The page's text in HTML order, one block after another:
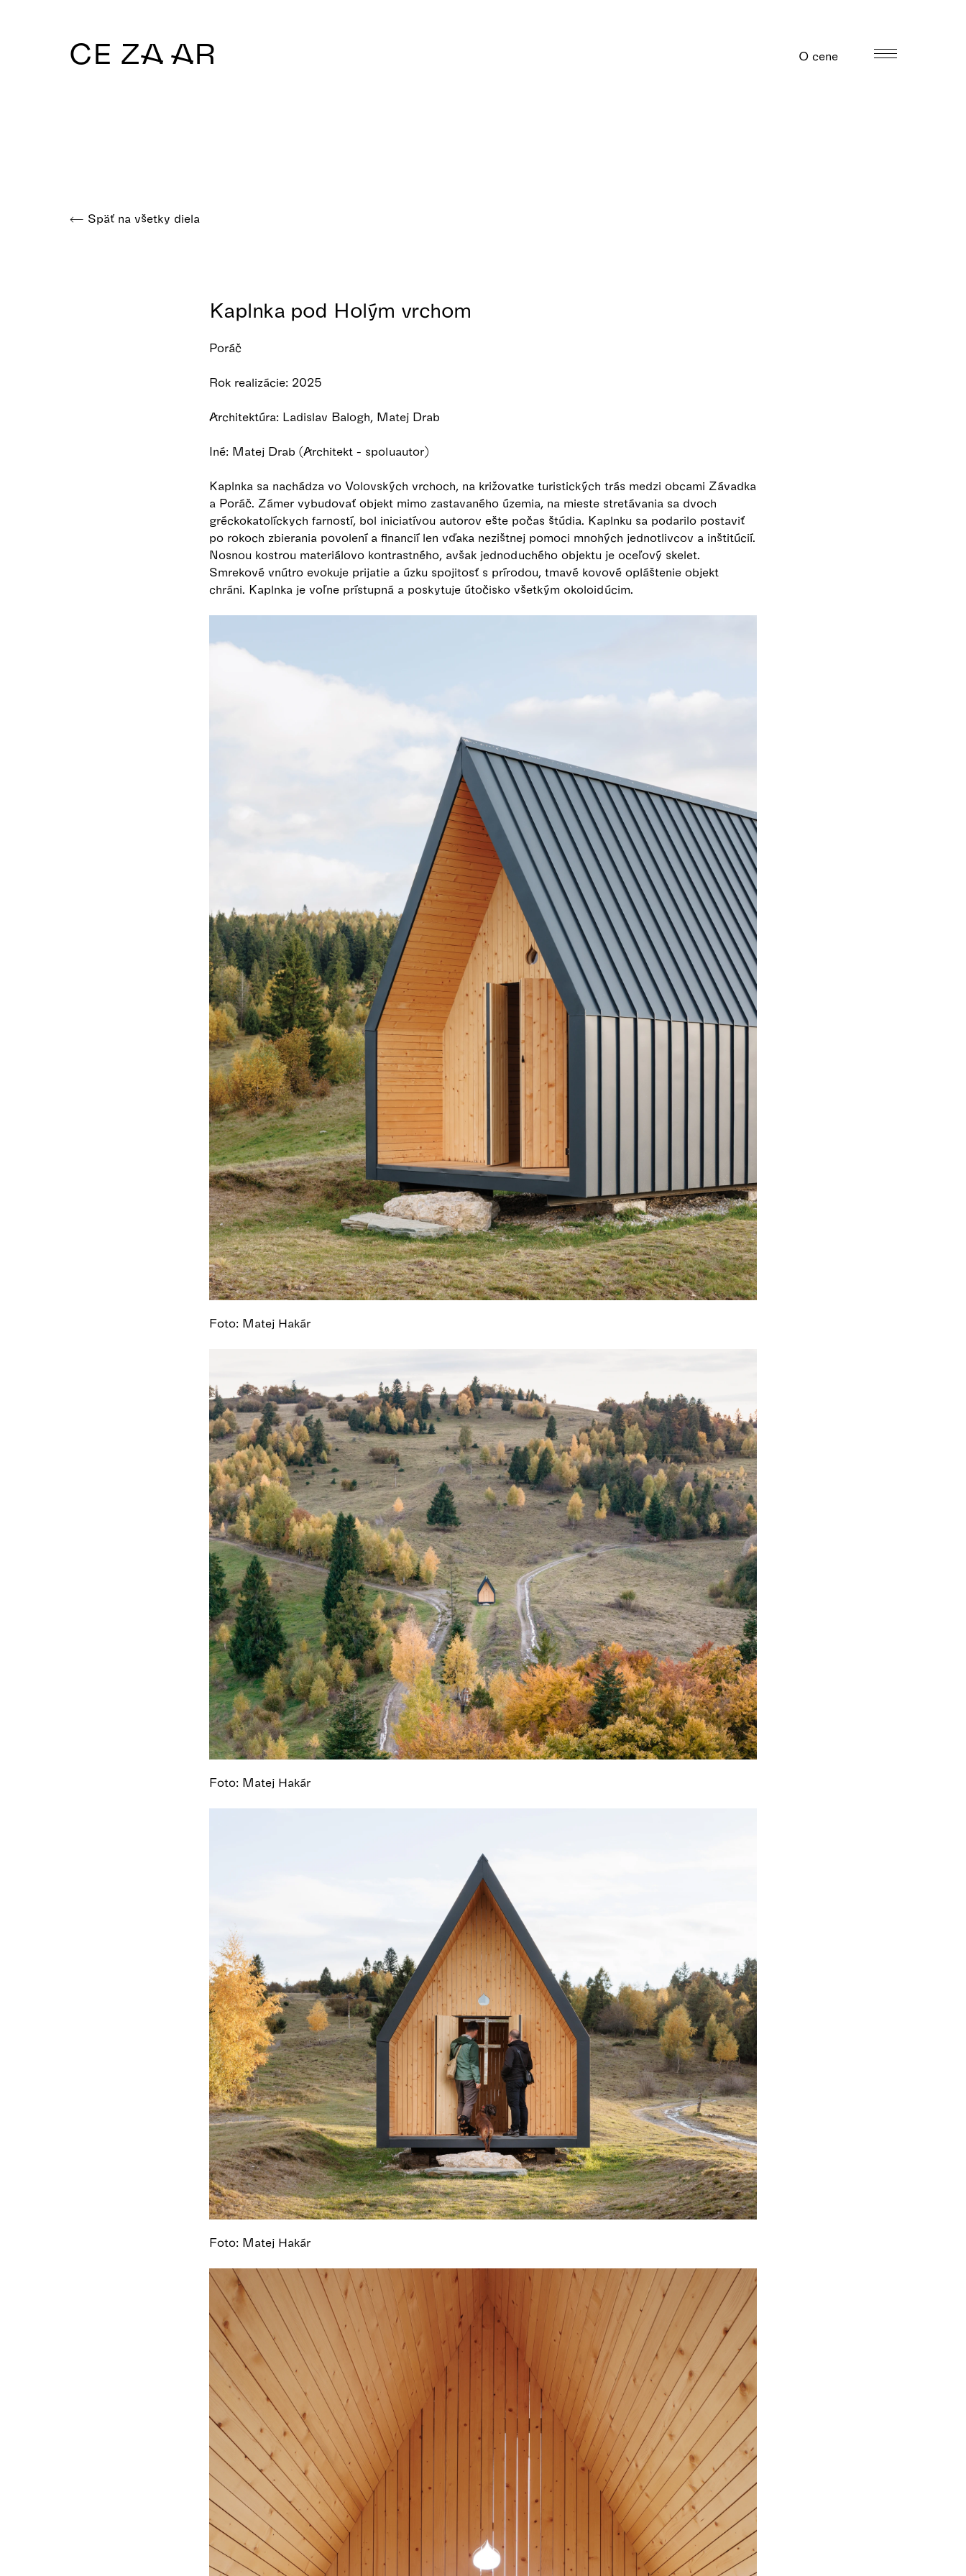
CE ZA AR O cene
Späť na všetky diela
Kaplnka pod Holým vrchom
Poráč
Rok realizácie: 2025
Architektúra: Ladislav Balogh, Matej Drab
Iné: Matej Drab (Architekt - spoluautor)
Kaplnka sa nachádza vo Volovských vrchoch, na križovatke turistických trás medzi obcami Závadka
a Poráč. Zámer vybudovať objekt mimo zastavaného územia, na mieste stretávania sa dvoch
gréckokatolíckych farností, bol iniciatívou autorov ešte počas štúdia. Kaplnku sa podarilo postaviť
po rokoch zbierania povolení a financií len vďaka nezištnej pomoci mnohých jednotlivcov a inštitúcií.
Nosnou kostrou materiálovo kontrastného, avšak jednoduchého objektu je oceľový skelet.
Smrekové vnútro evokuje prijatie a úzku spojitosť s prírodou, tmavé kovové opláštenie objekt
chráni. Kaplnka je voľne prístupná a poskytuje útočisko všetkým okoloidúcim.
Foto: Matej Hakár
Foto: Matej Hakár
Foto: Matej Hakár